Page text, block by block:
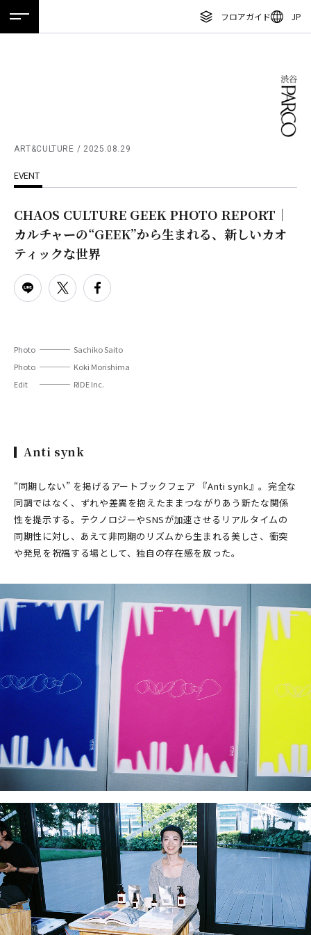
フロアガイド JP
ホーム 特集 ニュース イベント アクセス
ニュース
特集
TAX FREE
DELIVERY SERVICES
リクルート
ENGLISH
ภาษาไทย
日本語
ART&CULTURE 2025.08.29
EVENT
CHAOS CULTURE GEEK PHOTO REPORT｜
カルチャーの“GEEK”から生まれる、新しいカオ
ティックな世界
Photo
Sachiko Saito
Photo
Koki Morishima
Edit
RIDE Inc.
Anti synk
“同期しない” を掲げるアートブックフェア 『Anti synk』。完全な
同調ではなく、ずれや差異を抱えたままつながりあう新たな関係
性を提示する。テクノロジーやSNSが加速させるリアルタイムの
同期性に対し、あえて非同期のリズムから生まれる美しさ、衝突
や発見を祝福する場として、独自の存在感を放った。